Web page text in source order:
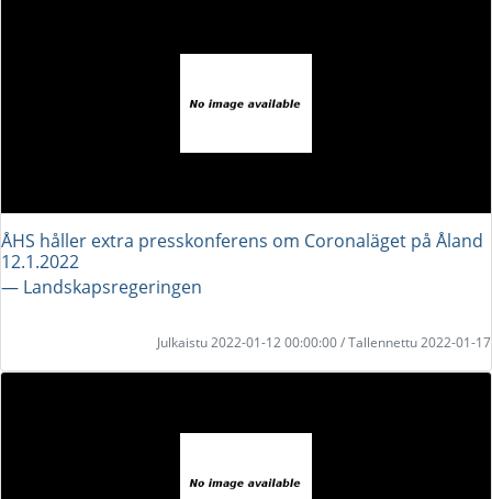
ÅHS håller extra presskonferens om Coronaläget på Åland
12.1.2022
― Landskapsregeringen
Julkaistu 2022-01-12 00:00:00 / Tallennettu 2022-01-17